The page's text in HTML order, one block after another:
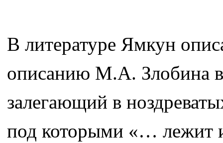
В литературе Ямкун
описанию М.А. Злобина в
залегающий в
под которыми «… лежит